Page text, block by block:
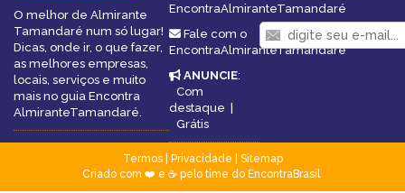
O melhor de Almirante
Tamandaré num só lugar!
Dicas, onde ir, o que fazer,
as melhores empresas,
locais, serviços e muito
mais no guia Encontra
AlmiranteTamandaré.
EncontraAlmiranteTamandaré
Fale com o
EncontraAlmiranteTamandaré
ANUNCIE:
Com
destaque |
Grátis
Termos| Privacidade
Sitemap
Criado com ❤️ e ☕ pelo time do EncontraBrasil